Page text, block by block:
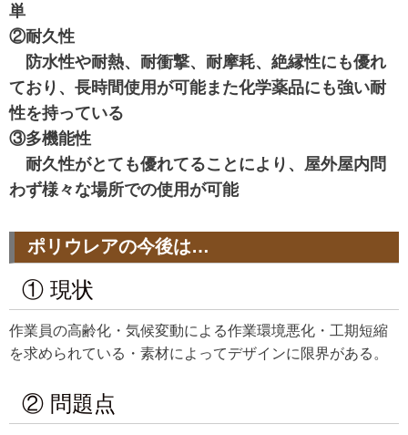
単
②耐久性
防水性や耐熱、耐衝撃、耐摩耗、絶縁性にも優れ
ており、長時間使用が可能また化学薬品にも強い耐
性を持っている
③多機能性
耐久性がとても優れてることにより、屋外屋内問
わず様々な場所での使用が可能
ポリウレアの今後は…
① 現状
作業員の高齢化・気候変動による作業環境悪化・工期短縮
を求められている・素材によってデザインに限界がある。
② 問題点